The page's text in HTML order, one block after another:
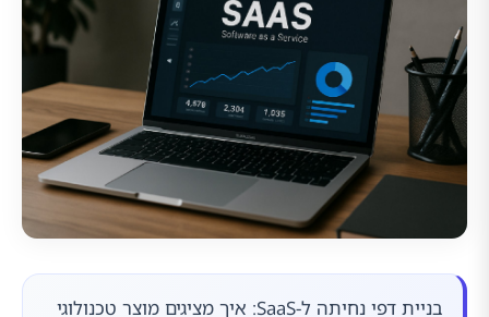
בניית דפי נחיתה ל-SaaS: איך מציגים מוצר טכנולוגי